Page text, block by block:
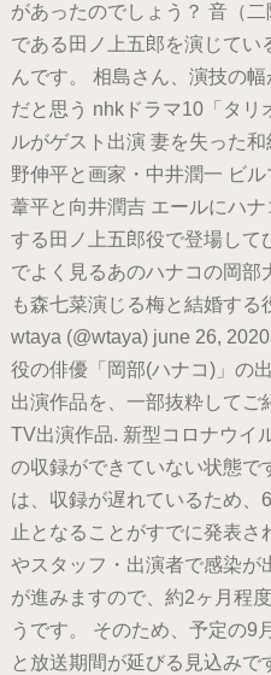
があったのでしょう？ 音（
である田ノ上五郎を演じてい
んです。 相島さん、演技の
だと思う nhkドラマ10「タリ
ルがゲスト出演 妻を失った
野伸平と画家・中井潤一 ビ
葦平と向井潤吉 エールにハ
する田ノ上五郎役で登場して
でよく見るあのハナコの岡部
も森七菜演じる梅と結婚す
wtaya (@wtaya) june 26,
役の俳優「岡部(ハナコ)」の
出演作品を、一部抜粋してご
TV出演作品. 新型コロナウイ
の収録ができていない状態で
は、収録が遅れているため、
止となることがすでに発表
やスタッフ・出演者で感染が
が進みますので、約2ヶ月程
うです。 そのため、予定の9
と放送期間が延びる見込み